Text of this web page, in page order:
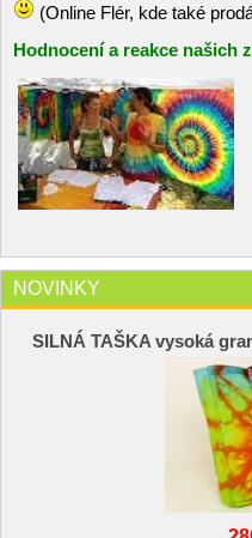
(Online Flér, kde také
Hodnocení a reakce našich
NOVINKY
SILNÁ TAŠKA vysoká